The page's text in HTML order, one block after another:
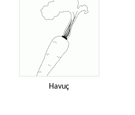
Havuç